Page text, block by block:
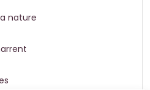
nature